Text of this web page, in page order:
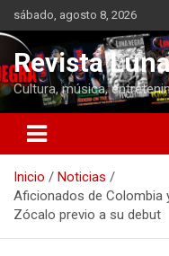
Saltar
al
contenido
sábado, agosto 8, 2026
Revista
Cultura, música,
Inicio
Noticias
Aficionados de Colombia
Zócalo previo a su debut